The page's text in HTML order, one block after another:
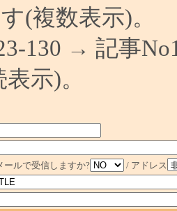
(複数表示)。
130 → 記事
示)。
ールで受信しますか?
/ アドレス